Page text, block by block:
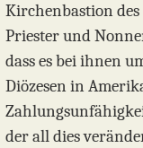
Kirchenbastion des
Priester und
dass es bei ihnen
Diözesen in
der all dies